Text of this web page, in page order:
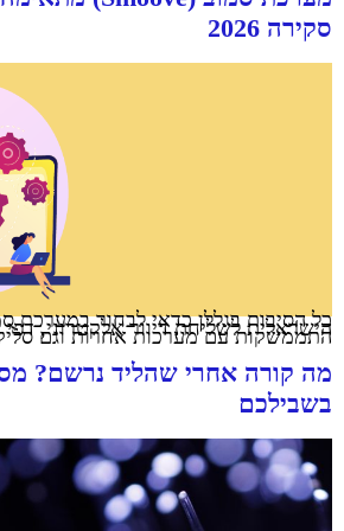
סקירה 2026
הישראלית לשליחת דיוור אלקטרוני,
התממשקות עם מערכות אחרות וגם
מה קורה אחרי שהליד נרשם?
בשבילכם